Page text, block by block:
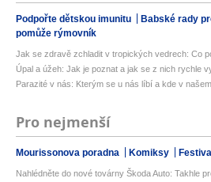
Podpořte dětskou imunitu Babské rady
pomůže rýmovník
Jak se zdravě zchladit v tropických vedrech: Co
Úpal a úžeh: Jak je poznat a jak se z nich rychle
Parazité v nás: Kterým se u nás líbí a kde v našem
Pro nejmenší
Mourissonova poradna Komiksy
Nahlédněte do nové továrny Škoda Auto: Takhle